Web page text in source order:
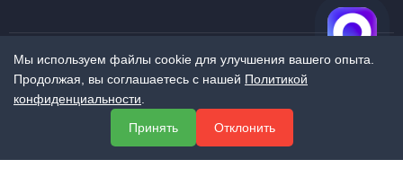
МЕНЮ
Мы используем файлы cookie для улучшения вашего опыта.
Продолжая, вы соглашаетесь с нашей Политикой
конфиденциальности
Принять
Отклонить